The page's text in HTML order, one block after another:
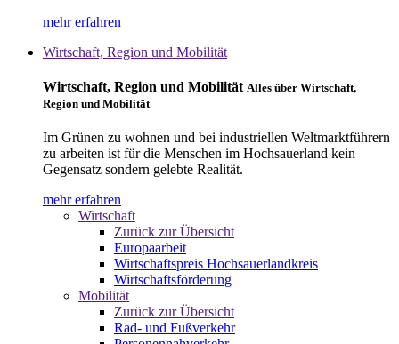
mehr erfahren
Wirtschaft, Region und Mobilität
Wirtschaft, Region und Mobilität Alles über Wirtschaft,
Region und Mobilität
Im Grünen zu wohnen und bei industriellen Weltmarktführern
zu arbeiten ist für die Menschen im Hochsauerland kein
Gegensatz sondern gelebte Realität.
mehr erfahren
Wirtschaft
Zurück zur Übersicht
Europaarbeit
Wirtschaftspreis Hochsauerlandkreis
Wirtschaftsförderung
Mobilität
Zurück zur Übersicht
Rad- und Fußverkehr